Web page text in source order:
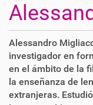
Alessandro
investigador en
en el ámbito de la
la enseñanza de
extranjeras. Estudió